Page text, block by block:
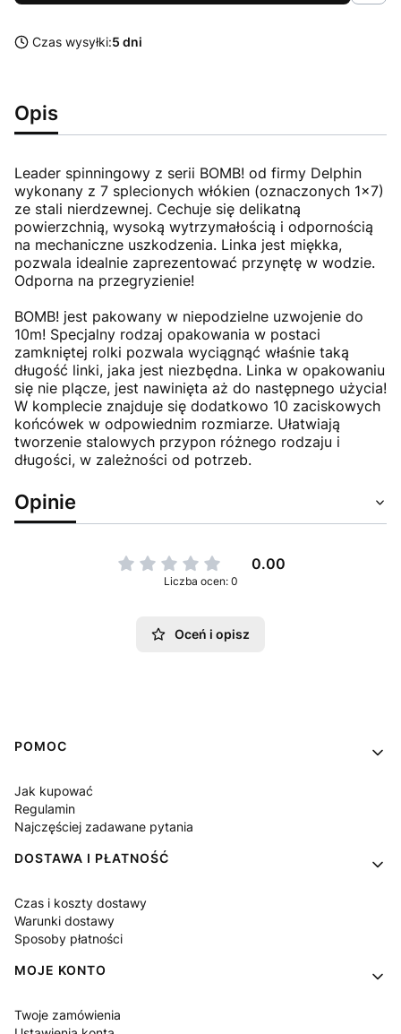
Czas wysyłki:5 dni
Opis
Leader spinningowy z serii BOMB! od firmy Delphin
wykonany z 7 splecionych włókien (oznaczonych 1x7)
ze stali nierdzewnej. Cechuje się delikatną
powierzchnią, wysoką wytrzymałością i odpornością
na mechaniczne uszkodzenia. Linka jest miękka,
pozwala idealnie zaprezentować przynętę w wodzie.
Odporna na przegryzienie!
BOMB! jest pakowany w niepodzielne uzwojenie do
10m! Specjalny rodzaj opakowania w postaci
zamkniętej rolki pozwala wyciągnąć właśnie taką
długość linki, jaka jest niezbędna. Linka w opakowaniu
się nie plącze, jest nawinięta aż do następnego użycia!
W komplecie znajduje się dodatkowo 10 zaciskowych
końcówek w odpowiednim rozmiarze. Ułatwiają
tworzenie stalowych przypon różnego rodzaju i
długości, w zależności od potrzeb.
Opinie
0.00
Liczba ocen: 0
Oceń i opisz
Linki w stopce
POMOC
Jak kupować
Regulamin
Najczęściej zadawane pytania
DOSTAWA I PŁATNOŚĆ
Czas i koszty dostawy
Warunki dostawy
Sposoby płatności
MOJE KONTO
Twoje zamówienia